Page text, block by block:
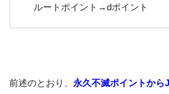
ルートポイント→dポイント
前述のとおり、 永久不滅ポイントから